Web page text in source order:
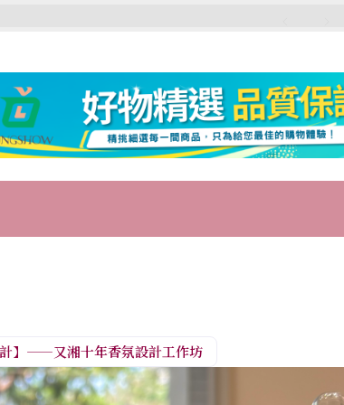
計】——又湘十年香氛設計工作坊